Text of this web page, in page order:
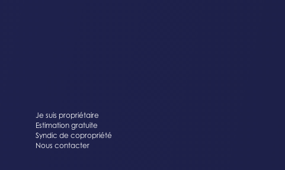
Je suis propriétaire
Estimation gratuite
Syndic de copropriété
Nous contacter